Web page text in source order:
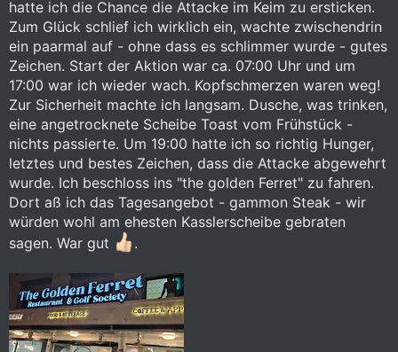
hatte ich die Chance die Attacke im Keim zu ersticken.
Zum Glück schlief ich wirklich ein, wachte zwischendrin
ein paarmal auf - ohne dass es schlimmer wurde - gutes
Zeichen. Start der Aktion war ca. 07:00 Uhr und um
17:00 war ich wieder wach. Kopfschmerzen waren weg!
Zur Sicherheit machte ich langsam. Dusche, was trinken,
eine angetrocknete Scheibe Toast vom Frühstück -
nichts passierte. Um 19:00 hatte ich so richtig Hunger,
letztes und bestes Zeichen, dass die Attacke abgewehrt
wurde. Ich beschloss ins "the golden Ferret" zu fahren.
Dort aß ich das Tagesangebot - gammon Steak - wir
würden wohl am ehesten Kasslerscheibe gebraten
sagen. War gut
.